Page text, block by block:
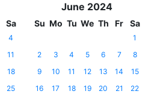
Sa
4
11
18
25
June 2024
Su Mo Tu We Th Fr Sa
1
2
3 4 5 6 7
8
9
10 11 12 13 14
15
16
17 18 19 20 21
22